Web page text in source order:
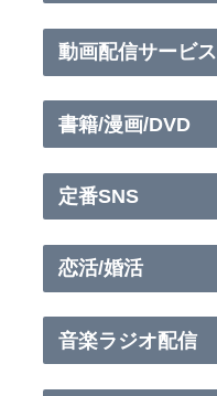
動画配信サービス
書籍/漫画/DVD
定番SNS
恋活/婚活
音楽ラジオ配信